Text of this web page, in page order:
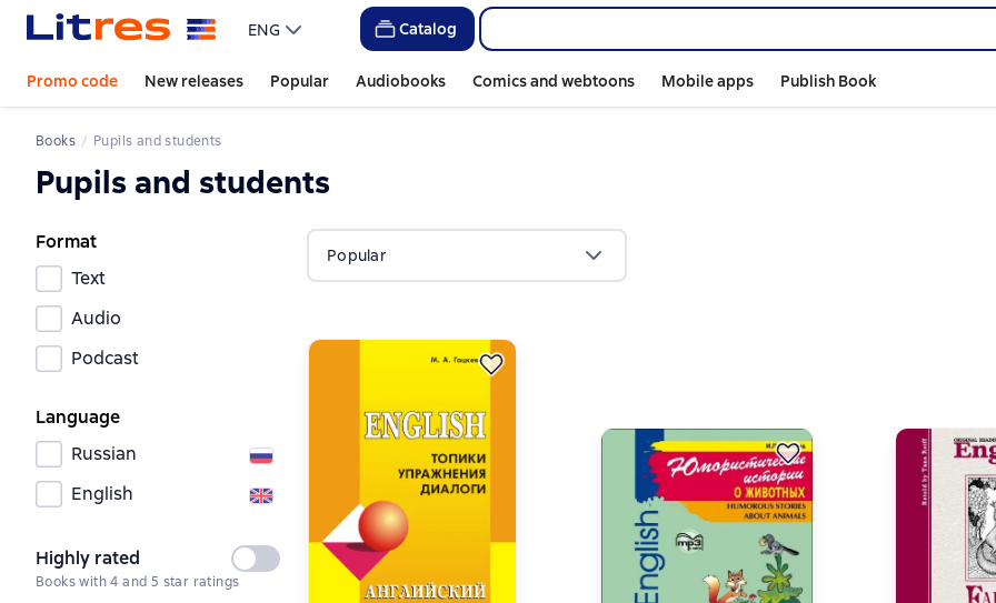
ENG Catalog
Promo code New releases Popular Audiobooks Comics and webtoons Mobile apps Publish Book
Books Pupils and students
Pupils and students
Format
Text
Audio
Podcast
Language
Russian
English
Highly rated
Not
selected
Books with 4 and 5 star ratings
Popular